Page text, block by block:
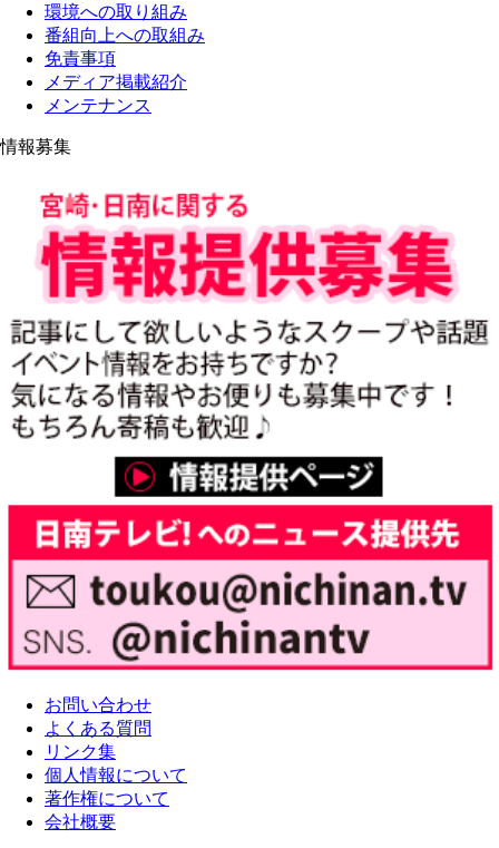
環境への取り組み
番組向上への取組み
免責事項
メディア掲載紹介
メンテナンス
情報募集
お問い合わせ
よくある質問
リンク集
個人情報について
著作権について
会社概要